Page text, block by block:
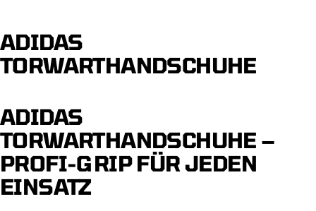
ADIDAS
TORWARTHANDSCHUHE
ADIDAS
TORWARTHANDSCHUHE –
PROFI-GRIP FÜR JEDEN
EINSATZ